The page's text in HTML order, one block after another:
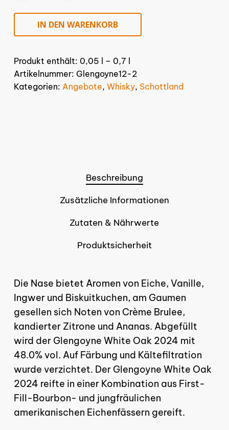
IN DEN WARENKORB
Produkt enthält: 0,05 l – 0,7 l
Artikelnummer: Glengoyne12-2
Kategorien: Angebote, Whisky, Schottland
Beschreibung
Zusätzliche Informationen
Zutaten & Nährwerte
Produktsicherheit
Die Nase bietet Aromen von Eiche, Vanille,
Ingwer und Biskuitkuchen, am Gaumen
gesellen sich Noten von Crème Brulee,
kandierter Zitrone und Ananas. Abgefüllt
wird der Glengoyne White Oak 2024 mit
48.0% vol. Auf Färbung und Kältefiltration
wurde verzichtet. Der Glengoyne White Oak
2024 reifte in einer Kombination aus First-
Fill-Bourbon- und jungfräulichen
amerikanischen Eichenfässern gereift.